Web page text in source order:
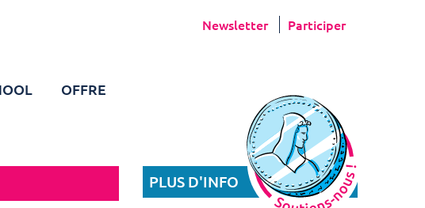
Newsletter Participer
OFFRE
PLUS D'INFO